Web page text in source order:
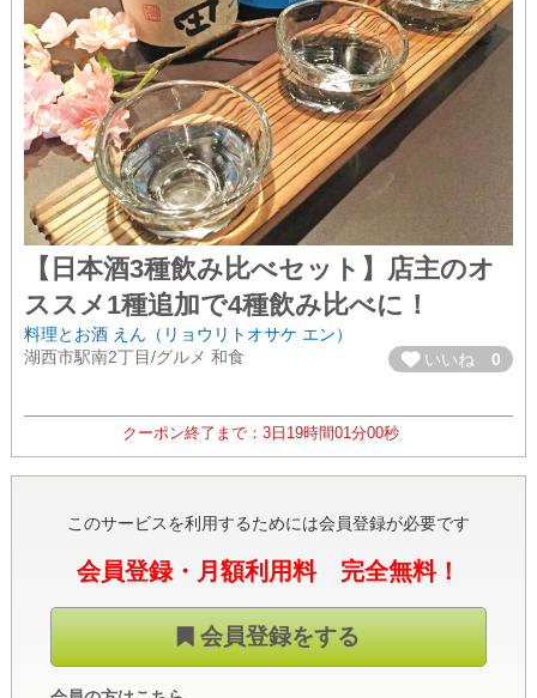
【日本酒3種飲み比べセット】店主のオ
ススメ1種追加で4種飲み比べに！
料理とお酒 えん（リョウリトオサケ エン）
湖西市駅南2丁目/グルメ 和食
いいね0
クーポン終了まで： 3日 19時間00分59秒
このサービスを利用するためには会員登録が必要です
会員登録・月額利用料 完全無料！
会員登録をする